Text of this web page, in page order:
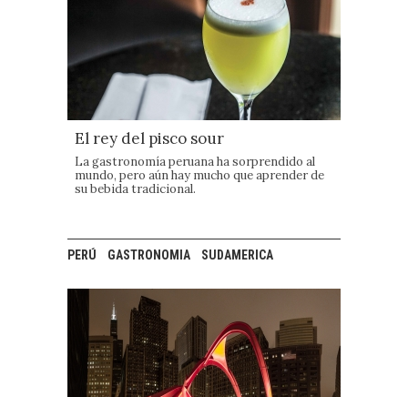
El rey del pisco sour
La gastronomía peruana ha sorprendido al
mundo, pero aún hay mucho que aprender de
su bebida tradicional.
PERÚ GASTRONOMIA SUDAMERICA